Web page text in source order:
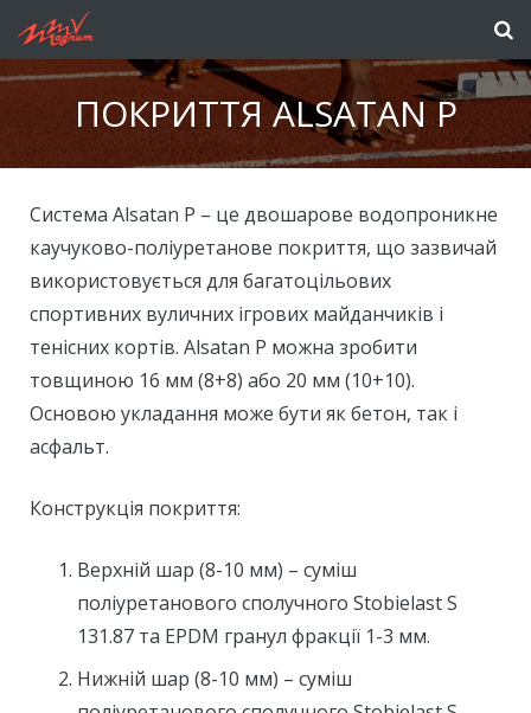
ПОКРИТТЯ ALSATAN P
Система Alsatan P – це двошарове водопроникне
каучуково-поліуретанове покриття, що зазвичай
використовується для багатоцільових
спортивних вуличних ігрових майданчиків і
тенісних кортів. Alsatan P можна зробити
товщиною 16 мм (8+8) або 20 мм (10+10).
Основою укладання може бути як бетон, так і
асфальт.
Конструкція покриття:
Верхній шар (8-10 мм) – суміш
поліуретанового сполучного Stobielast S
131.87 та EPDM гранул фракції 1-3 мм.
Нижній шар (8-10 мм) – суміш